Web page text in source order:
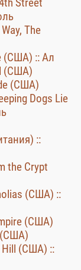
The
(США) :: Ал
(США)
(США)
Dogs Lie
::
the Crypt
(США) ::
(США)
(США)
Hill (США) ::